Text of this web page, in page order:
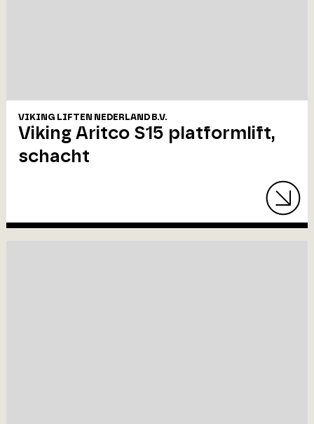
VIKING LIFTEN NEDERLAND B.V.
Viking Aritco S15 platformlift,
schacht